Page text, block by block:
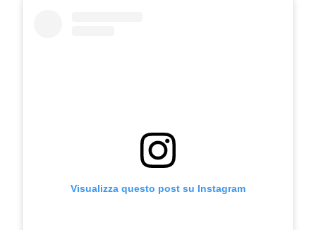
Visualizza questo post su Instagram